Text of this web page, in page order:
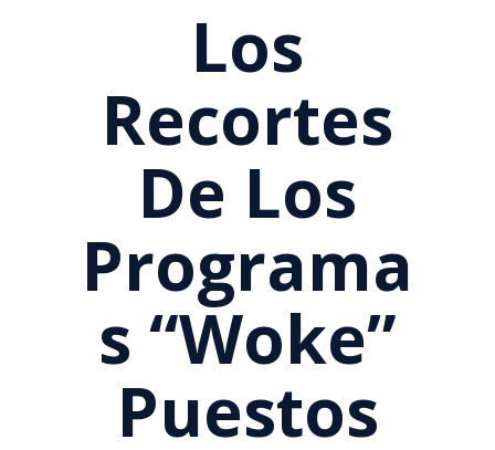
Los
Recortes
De Los
Programa
S “woke”
Puestos